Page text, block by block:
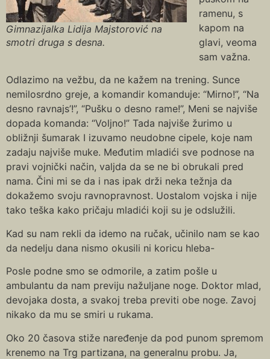
Gimnazijalka Lidija Majstorović na
smotri druga s desna.
ramenu, s
kapom na
glavi, veoma
sam važna.
Odlazimo na vežbu, da ne kažem na trening. Sunce
nemilosrdno greje, a komandir komanduje: “Mirno!”, “Na
desno ravnajs’!”, “Pušku o desno rame!”, Meni se najviše
dopada komanda: “Voljno!” Tada najviše žurimo u
obližnji šumarak I izuvamo neudobne cipele, koje nam
zadaju najviše muke. Međutim mladići sve podnose na
pravi vojnički način, valjda da se ne bi obrukali pred
nama. Čini mi se da i nas ipak drži neka težnja da
dokažemo svoju ravnopravnost. Uostalom vojska i nije
tako teška kako pričaju mladići koji su je odslužili.
Kad su nam rekli da idemo na ručak, učinilo nam se kao
da nedelju dana nismo okusili ni koricu hleba-
Posle podne smo se odmorile, a zatim pošle u
ambulantu da nam previju nažuljane noge. Doktor mlad,
devojaka dosta, a svakoj treba previti obe noge. Zavoj
nikako da mu se smiri u rukama.
Oko 20 časova stiže naređenje da pod punom spremom
krenemo na Trg partizana, na generalnu probu. Ja,